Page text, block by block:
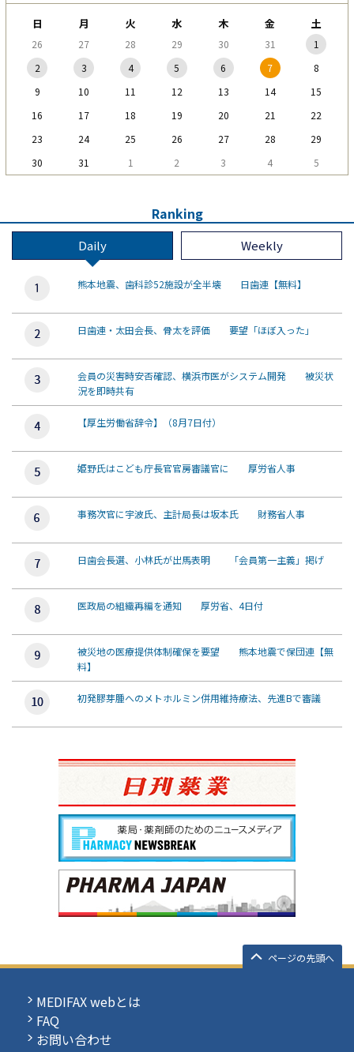
日 月 火 水 木 金 土
26 27 28 29 30 31
1
2
3 4 5 6 7
8
9
10 11 12 13 14
15
16
17 18 19 20 21
22
23
24 25 26 27 28
29
30
31 1 2 3 4 5
Ranking
Daily Weekly
熊本地震、歯科診52施設が全半壊 日歯連【無料】
日歯連・太田会長、骨太を評価 要望「ほぼ入った」
会員の災害時安否確認、横浜市医がシステム開発 被災状
況を即時共有
【厚生労働省辞令】（8月7日付）
姫野氏はこども庁長官官房審議官に 厚労省人事
事務次官に宇波氏、主計局長は坂本氏 財務省人事
日歯会長選、小林氏が出馬表明 「会員第一主義」掲げ
医政局の組織再編を通知 厚労省、4日付
被災地の医療提供体制確保を要望 熊本地震で保団連【無
料】
初発膠芽腫へのメトホルミン併用維持療法、先進Bで審議
ページの先頭へ
MEDIFAX webとは
FAQ
お問い合わせ